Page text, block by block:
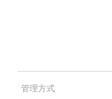
管理方式